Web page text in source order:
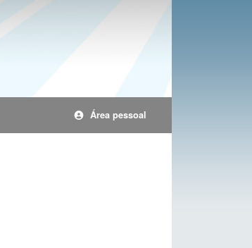
Área pessoal